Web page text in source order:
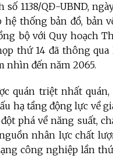
1138/QĐ-UBND,
thống bản đồ, bản
bộ với Quy hoạch
thứ 14 đã thông
nhìn đến năm 2065.
quán triệt nhất
hạ tầng động lực về
phá về năng suất,
nhân lực chất
công nghiệp lần